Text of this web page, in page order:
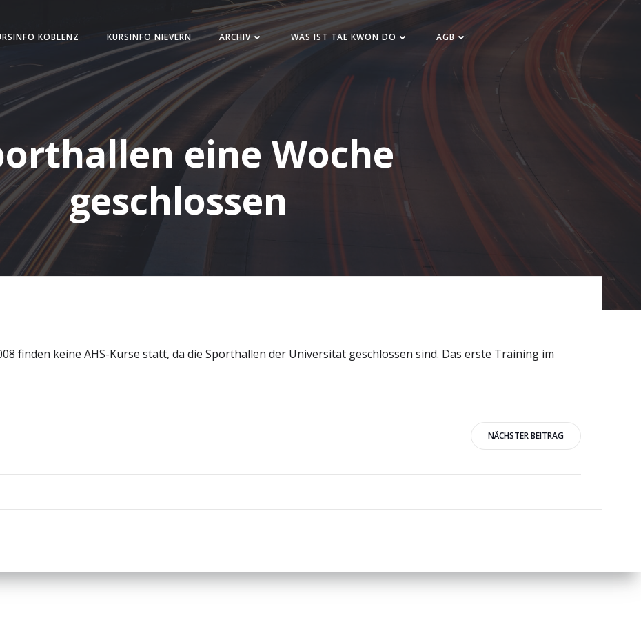
KOBLENZ KURSINFO NIEVERN ARCHIV WAS IST TAE KWON DO AGB
eine Woche
geschlossen
finden keine AHS-Kurse statt, da die Sporthallen der Universität geschlossen sind. Das erste Training im
NÄCHSTER BEITRAG